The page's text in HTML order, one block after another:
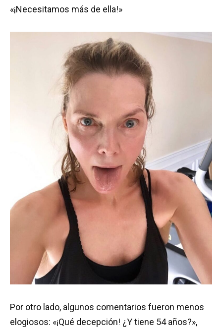
«¡Necesitamos más de ella!»
Por otro lado, algunos comentarios fueron menos
elogiosos: «¡Qué decepción! ¿Y tiene 54 años?»,